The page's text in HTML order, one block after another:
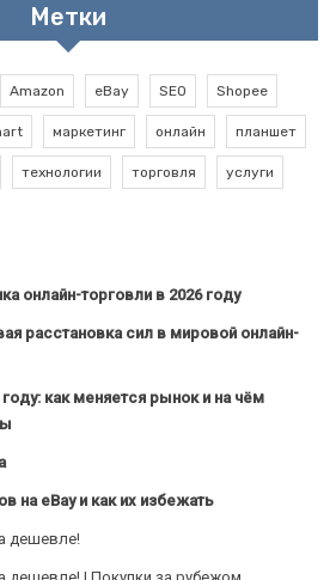
Метки
Amazon eBay SEO Shopee
маркетинг онлайн планшет
технологии торговля услуги
онлайн-торговли в 2026 году
расстановка сил в мировой онлайн-
как меняется рынок и на чём
на eBay и как их избежать
дешевле!